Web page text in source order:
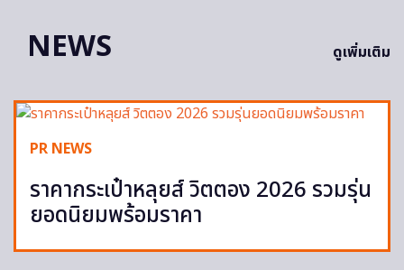
NEWS
ดูเพิ่มเติม
PR NEWS
ราคากระเป๋าหลุยส์ วิตตอง 2026 รวมรุ่น
ยอดนิยมพร้อมราคา